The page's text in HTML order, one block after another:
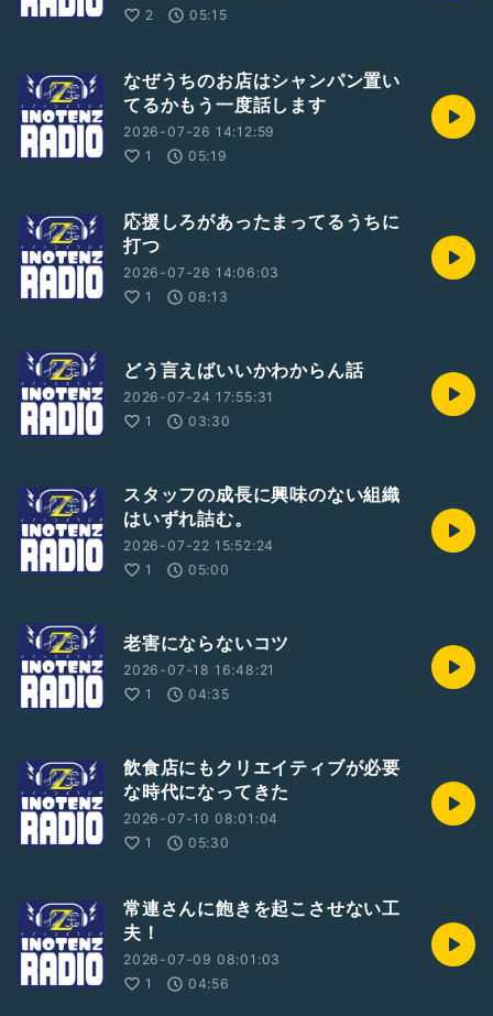
2
05:15
なぜうちのお店はシャンパン置い
てるかもう一度話します
2026-07-26 14:12:59
1
05:19
応援しろがあったまってるうちに
打つ
2026-07-26 14:06:03
1
08:13
どう言えばいいかわからん話
2026-07-24 17:55:31
1
03:30
スタッフの成長に興味のない組織
はいずれ詰む。
2026-07-22 15:52:24
1
05:00
老害にならないコツ
2026-07-18 16:48:21
1
04:35
飲食店にもクリエイティブが必要
な時代になってきた
2026-07-10 08:01:04
1
05:30
常連さんに飽きを起こさせない工
夫！
2026-07-09 08:01:03
1
04:56